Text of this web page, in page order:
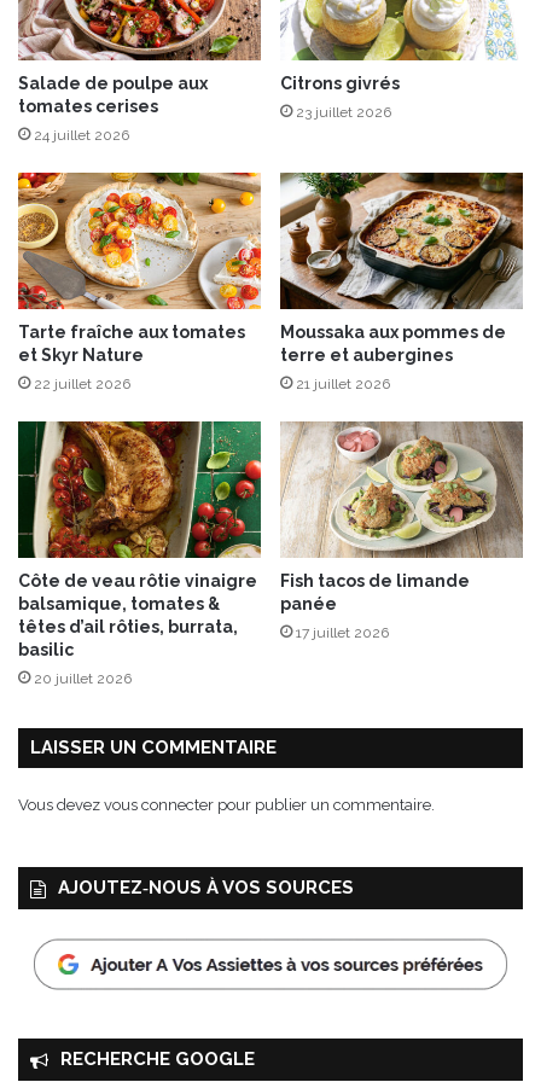
x
t
r
a
v
i
i
l
l
e
e
t
p
a
n
t
p
o
l
e
n
a
c
r
é
m
e
u
s
e
Salade de poulpe aux
tomates cerises
24 juillet 2026
Citrons givrés
23 juillet 2026
Tarte fraîche aux tomates
et Skyr Nature
22 juillet 2026
Moussaka aux pommes de
terre et aubergines
21 juillet 2026
Côte de veau rôtie vinaigre
balsamique, tomates &
têtes d’ail rôties, burrata,
basilic
20 juillet 2026
Fish tacos de limande
panée
17 juillet 2026
LAISSER UN COMMENTAIRE
Vous devez vous connecter pour publier un commentaire.
AJOUTEZ‑NOUS À VOS SOURCES
RECHERCHE GOOGLE